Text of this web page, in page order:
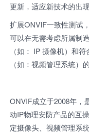
更新，适应新技术的出现
扩展ONVIF一致性测试
可以在无需考虑所属制
（如： IP 摄像机）和
（如：视频管理系统）
ONVIF成立于2008年，
动IP物理安防产品的互
定摄像头、视频管理系